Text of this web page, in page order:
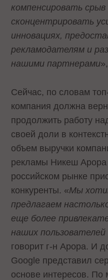
компенсировать срыв
сконцентрировать
инновациях,
рекламодателям и
нашими партнерами
Сейчас, по словам
компания должна
продолжить работу
своей доли в
объем выручки
рекламы Никеш Арора
российском рынке
конкуренты. «Мы
предлагаем
еще более
наших
говорит г-н Арора. И
Google представил
основе интересов. По